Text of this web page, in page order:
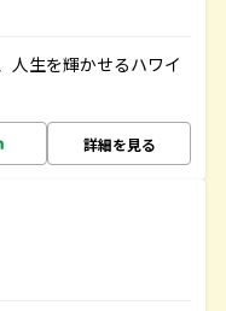
人生を輝かせるハワイ
詳細を見る